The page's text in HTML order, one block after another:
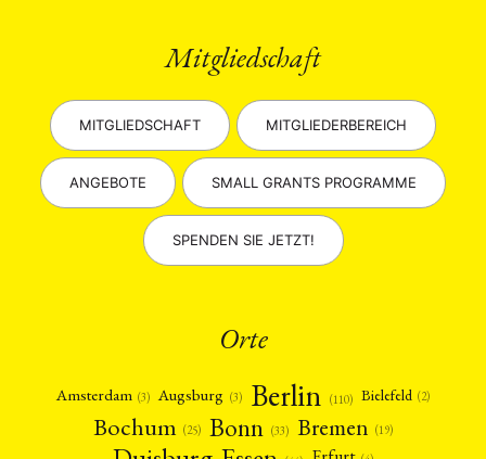
Mitgliedschaft
MITGLIEDSCHAFT MITGLIEDERBEREICH
ANGEBOTE SMALL GRANTS PROGRAMME
SPENDEN SIE JETZT!
Orte
Amsterdam (3) Augsburg (3) Berlin (110) Bielefeld (2)
Bochum (25) Bonn (33) Bremen (19)